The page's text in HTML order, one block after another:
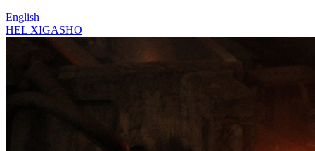
English
HEL XIGASHO